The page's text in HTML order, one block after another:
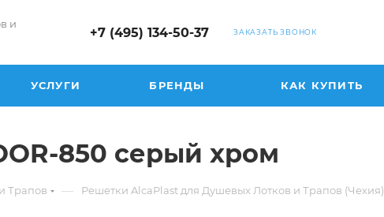
и
+7 (495) 134-50-37 ЗАКАЗАТЬ ЗВОНОК
УСЛУГИ БРЕНДЫ КАК КУПИТЬ
850 серый хром
Трапов — Решетки AlcaPlast для Душевых Лотков и Трапов (Чехия)